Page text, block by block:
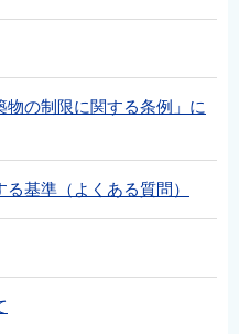
物の制限に関する条例」に
基準（よくある質問）